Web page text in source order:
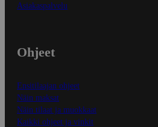
Asiakaspalvelu
Ohjeet
Ensitilaajan ohjeet
Näin maksat
Näin tilaat ja muokkaat
Kaikki ohjeet ja vinkit